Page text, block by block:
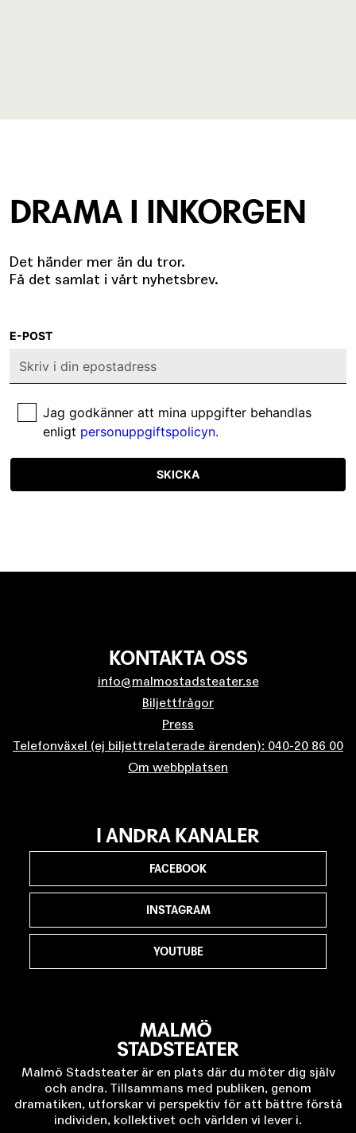
DRAMA I INKORGEN
Det händer mer än du tror.
Få det samlat i vårt nyhetsbrev.
E-POST
Jag godkänner att mina uppgifter behandlas
enligt personuppgiftspolicyn.
SKICKA
KONTAKTA OSS
info@malmostadsteater.se
Biljettfrågor
Press
Telefonväxel (ej biljettrelaterade ärenden): 040-20 86 00
Om webbplatsen
Malmö Stadsteater är en plats där du möter dig själv
och andra. Tillsammans med publiken, genom
dramatiken, utforskar vi perspektiv för att bättre förstå
individen, kollektivet och världen vi lever i.
I ANDRA KANALER
FACEBOOK
INSTAGRAM
YOUTUBE